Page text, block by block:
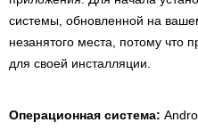
системы, обновленной на
незанятого места, потому что
для своей инсталляции.
Операционная система: